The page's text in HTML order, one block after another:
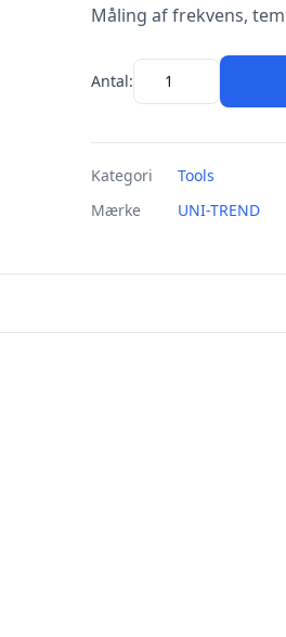
Måling af frekvens,
Antal:
Kategori
Tools
Mærke
UNI-TREND